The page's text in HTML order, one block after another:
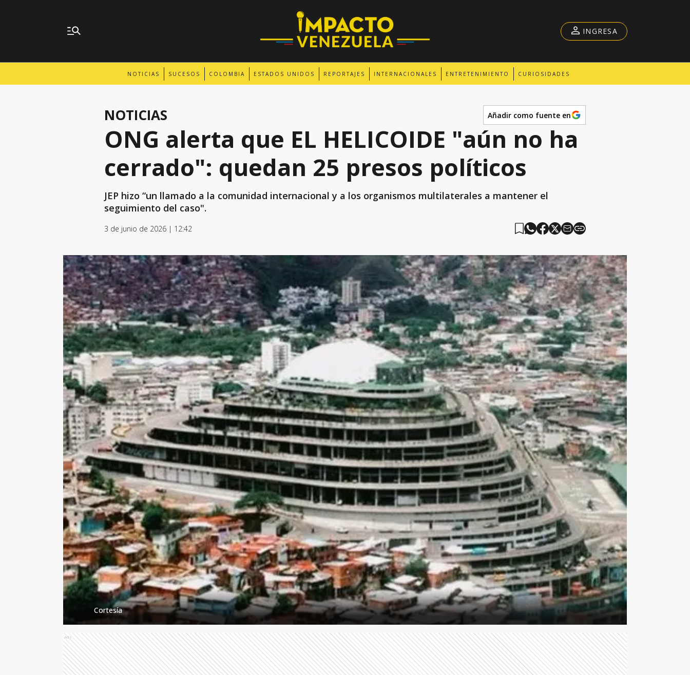
NOTICIAS SUCESOS COLOMBIA ESTADOS UNIDOS REPORTAJES INTERNACIONALES ENTRETENIMIENTO CURIOSIDADES
INGRESA
NOTICIAS Añadir como fuente en
ONG alerta que EL HELICOIDE "aún no ha
cerrado": quedan 25 presos políticos
JEP hizo “un llamado a la comunidad internacional y a los organismos multilaterales a mantener el
seguimiento del caso".
3 de junio de 2026 | 12:42
Cortesía
Ads